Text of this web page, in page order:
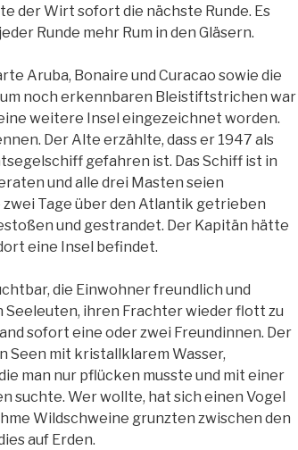
der Wirt sofort die nächste Runde. Es
Runde mehr Rum in den Gläsern.
Aruba, Bonaire und Curacao sowie die
noch erkennbaren Bleistiftstrichen war
weitere Insel eingezeichnet worden.
Der Alte erzählte, dass er 1947 als
gefahren ist. Das Schiff ist in
und alle drei Masten seien
Tage über den Atlantik getrieben
und gestrandet. Der Kapitän hätte
eine Insel befindet.
die Einwohner freundlich und
Seeleuten, ihren Frachter wieder flott zu
sofort eine oder zwei Freundinnen. Der
Seen mit kristallklarem Wasser,
man nur pflücken musste und mit einer
suchte. Wer wollte, hat sich einen Vogel
Wildschweine grunzten zwischen den
auf Erden.